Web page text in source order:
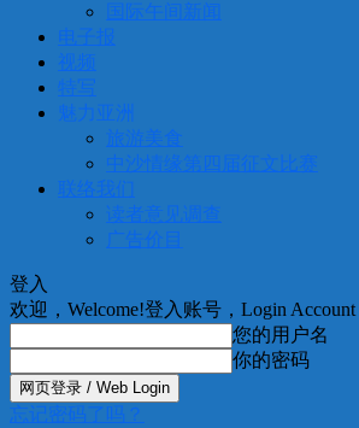
国际午间新闻
电子报
视频
特写
魅力亚洲
旅游美食
中沙情缘第四届征文比赛
联络我们
读者意见调查
广告价目
登入
欢迎，Welcome!登入账号，Login Account
您的用户名
你的密码
忘记密码了吗？